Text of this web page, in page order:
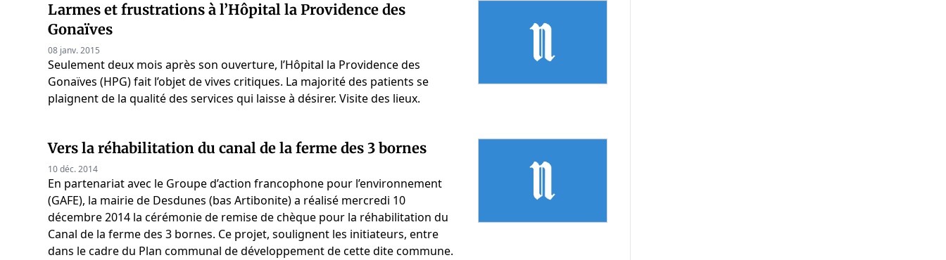
Larmes et frustrations à l’Hôpital la Providence des
Gonaïves
08 janv. 2015
Seulement deux mois après son ouverture, l’Hôpital la Providence des
Gonaïves (HPG) fait l’objet de vives critiques. La majorité des patients se
plaignent de la qualité des services qui laisse à désirer. Visite des lieux.
Vers la réhabilitation du canal de la ferme des 3 bornes
10 déc. 2014
En partenariat avec le Groupe d’action francophone pour l’environnement
(GAFE), la mairie de Desdunes (bas Artibonite) a réalisé mercredi 10
décembre 2014 la cérémonie de remise de chèque pour la réhabilitation du
Canal de la ferme des 3 bornes. Ce projet, soulignent les initiateurs, entre
dans le cadre du Plan communal de développement de cette dite commune.